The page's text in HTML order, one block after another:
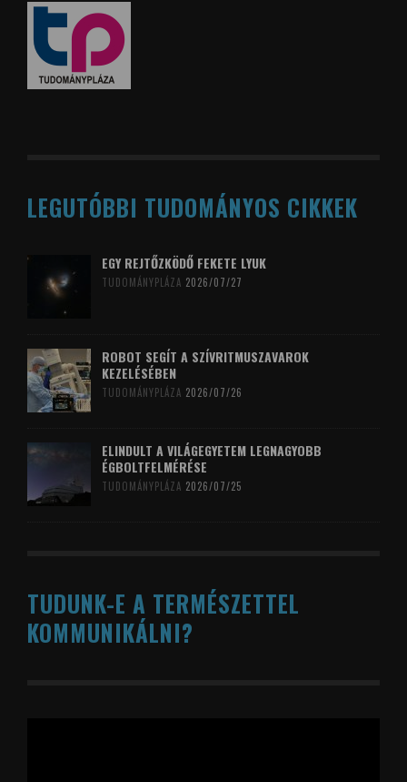
LEGUTÓBBI TUDOMÁNYOS CIKKEK
EGY REJTŐZKÖDŐ FEKETE LYUK
TUDOMÁNYPLÁZA 2026/07/27
ROBOT SEGÍT A SZÍVRITMUSZAVAROK
KEZELÉSÉBEN
TUDOMÁNYPLÁZA 2026/07/26
ELINDULT A VILÁGEGYETEM LEGNAGYOBB
ÉGBOLTFELMÉRÉSE
TUDOMÁNYPLÁZA 2026/07/25
TUDUNK-E A TERMÉSZETTEL
KOMMUNIKÁLNI?